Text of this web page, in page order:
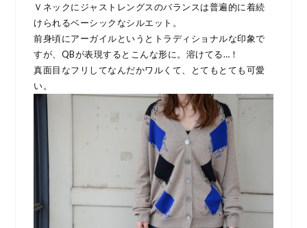
Ｖネックにジャストレングスのバランスは普遍的に着続
けられるベーシックなシルエット。
前身頃にアーガイルというとトラディショナルな印象で
すが、QBが表現するとこんな形に。溶けてる…！
真面目なフリしてなんだかワルくて、とてもとても可愛
い。